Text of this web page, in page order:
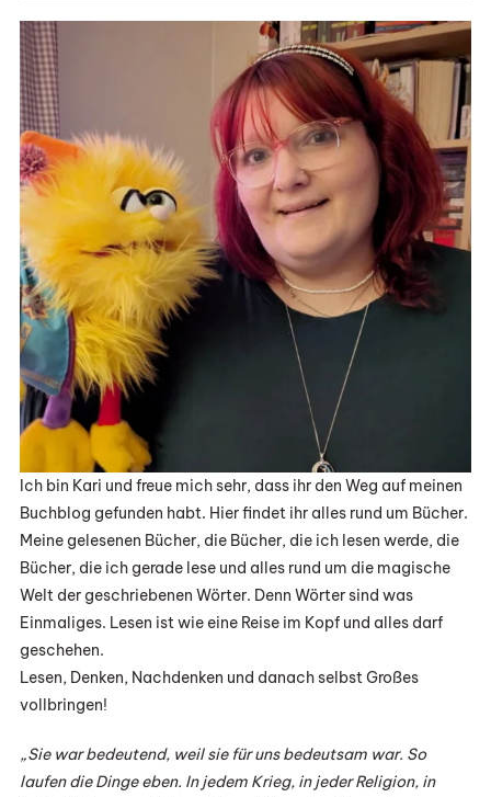
Ich bin Kari und freue mich sehr, dass ihr den Weg auf meinen
Buchblog gefunden habt. Hier findet ihr alles rund um Bücher.
Meine gelesenen Bücher, die Bücher, die ich lesen werde, die
Bücher, die ich gerade lese und alles rund um die magische
Welt der geschriebenen Wörter. Denn Wörter sind was
Einmaliges. Lesen ist wie eine Reise im Kopf und alles darf
geschehen.
Lesen, Denken, Nachdenken und danach selbst Großes
vollbringen!
„Sie war bedeutend, weil sie für uns bedeutsam war. So
laufen die Dinge eben. In jedem Krieg, in jeder Religion, in